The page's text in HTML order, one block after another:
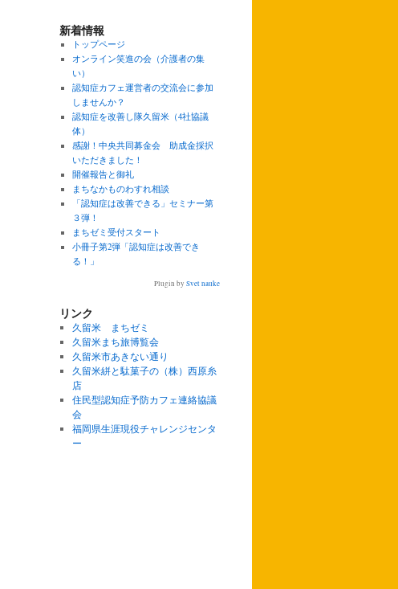
新着情報
トップページ
オンライン笑進の会（介護者の集
い）
認知症カフェ運営者の交流会に参加
しませんか？
認知症を改善し隊久留米（4社協議
体）
感謝！中央共同募金会 助成金採択
いただきました！
開催報告と御礼
まちなかものわすれ相談
「認知症は改善できる」セミナー第
３弾！
まちゼミ受付スタート
小冊子第2弾「認知症は改善でき
る！」
Plugin by Svet nauke
リンク
久留米 まちゼミ
久留米まち旅博覧会
久留米市あきない通り
久留米絣と駄菓子の（株）西原糸
店
住民型認知症予防カフェ連絡協議
会
福岡県生涯現役チャレンジセンタ
ー